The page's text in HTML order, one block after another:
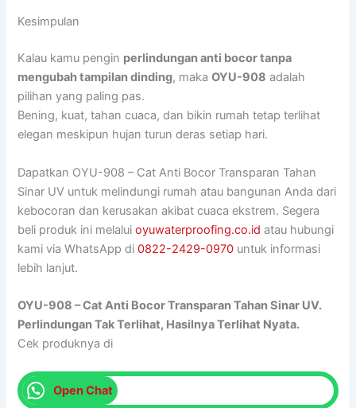
Kesimpulan
Kalau kamu pengin perlindungan anti bocor tanpa
mengubah tampilan dinding, makaOYU-908 adalah
pilihan yang paling pas.
Bening, kuat, tahan cuaca, dan bikin rumah tetap terlihat
elegan meskipun hujan turun deras setiap hari.
Dapatkan OYU-908 – Cat Anti Bocor Transparan Tahan
Sinar UV untuk melindungi rumah atau bangunan Anda dari
kebocoran dan kerusakan akibat cuaca ekstrem. Segera
beli produk ini melalui oyuwaterproofing.co.id atau hubungi
kami via WhatsApp di 0822-2429-0970 untuk informasi
lebih lanjut.
OYU-908 – Cat Anti Bocor Transparan Tahan Sinar UV.
Perlindungan Tak Terlihat, Hasilnya Terlihat Nyata.
Cek produknya di
Open Chat